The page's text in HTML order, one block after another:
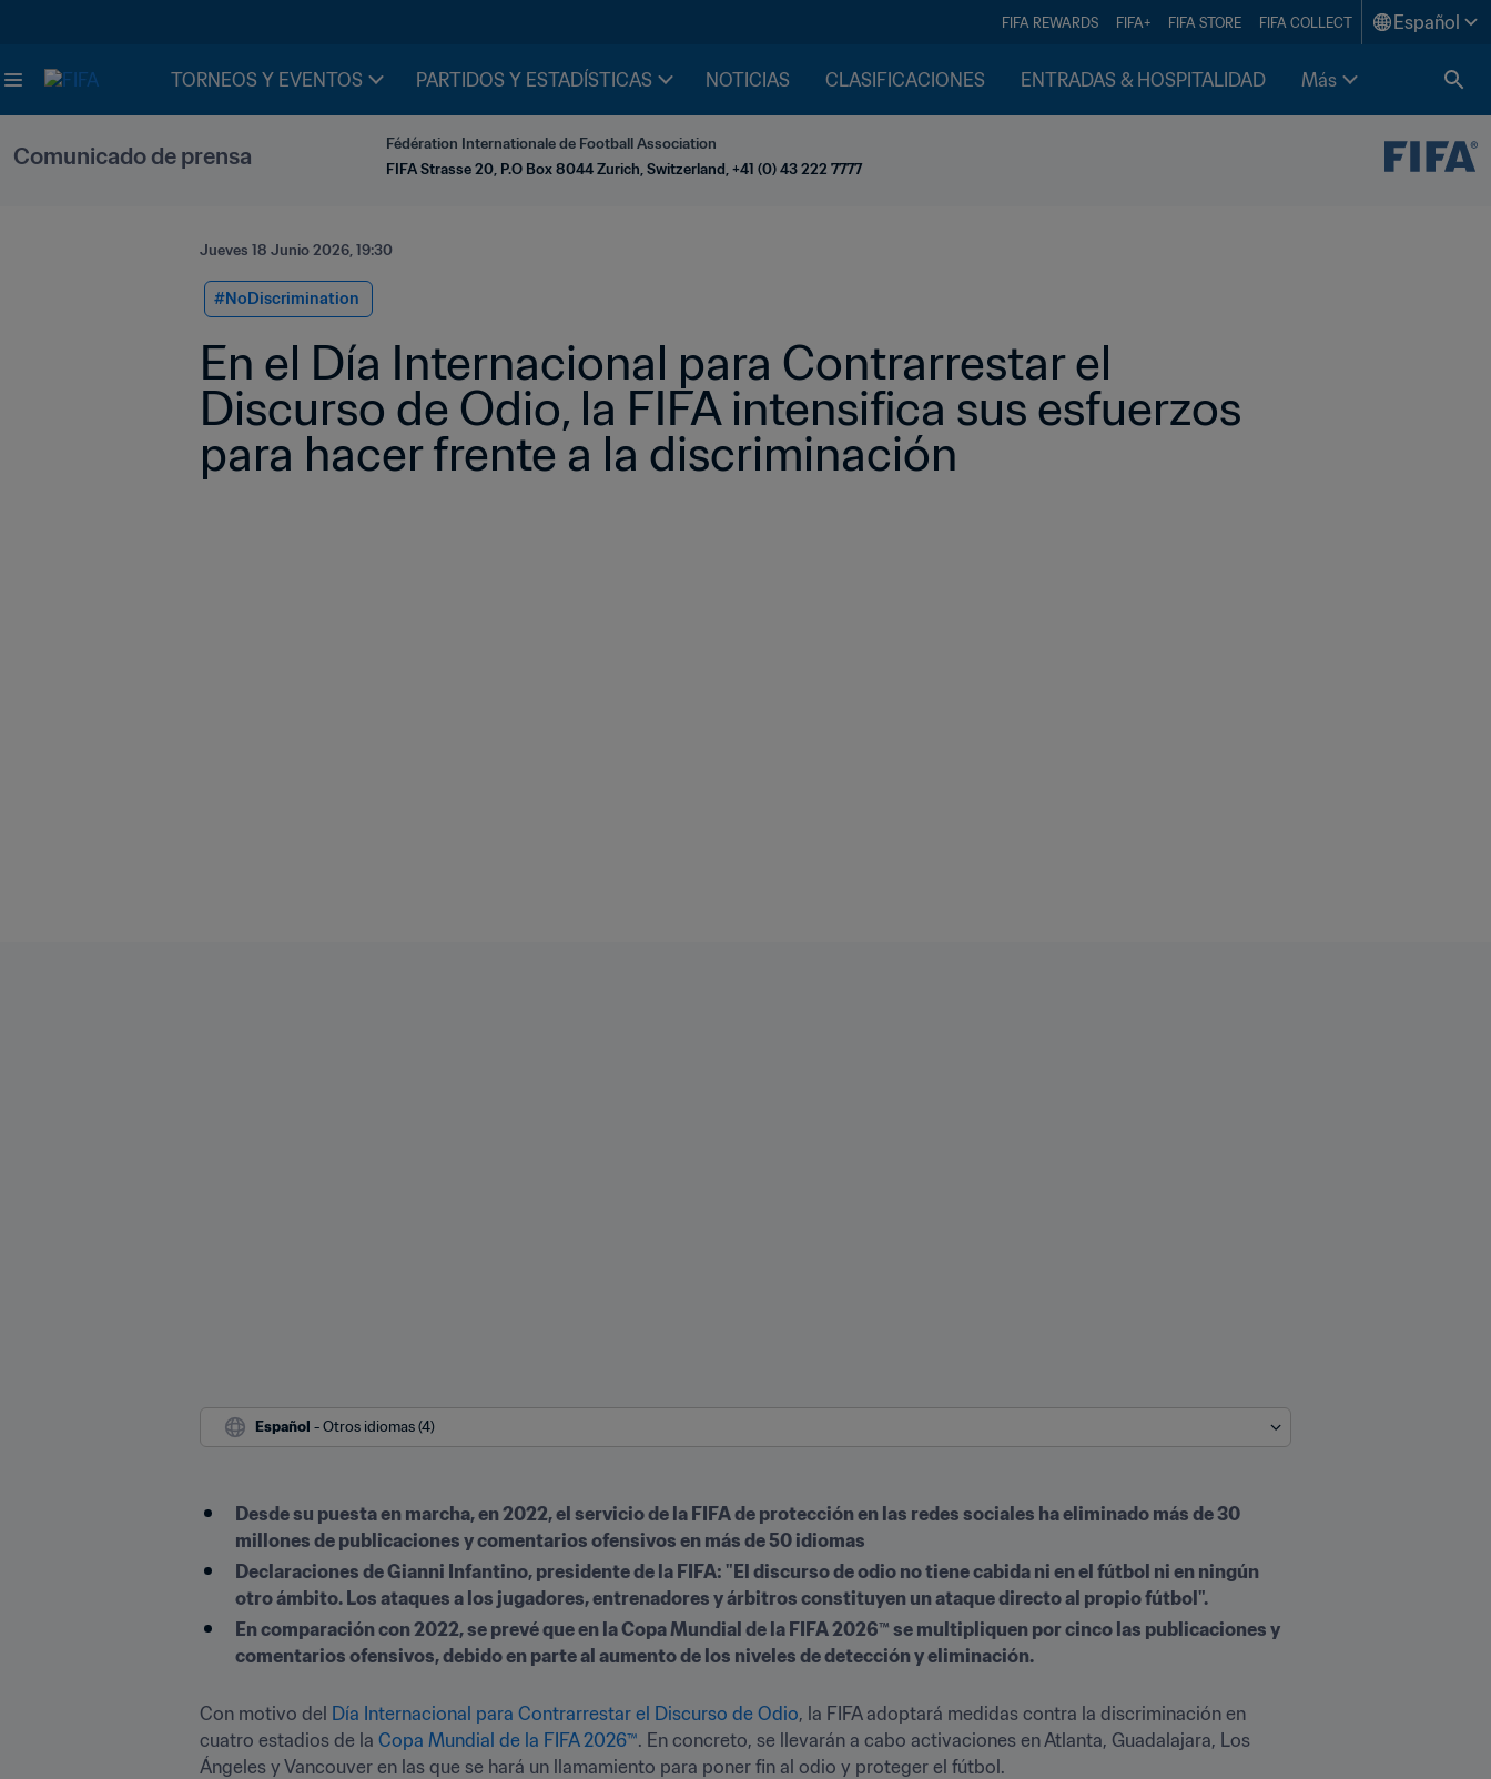
FIFA REWARDS FIFA+ FIFA STORE FIFA COLLECT Español
TORNEOS Y EVENTOS PARTIDOS Y ESTADÍSTICAS NOTICIAS CLASIFICACIONES ENTRADAS & HOSPITALIDAD Más
Comunicado de prensa
Fédération Internationale de Football Association
FIFA Strasse 20, P.O Box 8044 Zurich, Switzerland, +41 (0) 43 222 7777
Jueves 18 Junio 2026, 19:30
#NoDiscrimination
En el Día Internacional para Contrarrestar el
Discurso de Odio, la FIFA intensifica sus esfuerzos
para hacer frente a la discriminación
Español - Otros idiomas (4)
Desde su puesta en marcha, en 2022, el servicio de la FIFA de protección en las redes sociales ha eliminado más de 30
millones de publicaciones y comentarios ofensivos en más de 50 idiomas
Declaraciones de Gianni Infantino, presidente de la FIFA: "El discurso de odio no tiene cabida ni en el fútbol ni en ningún
otro ámbito. Los ataques a los jugadores, entrenadores y árbitros constituyen un ataque directo al propio fútbol".
En comparación con 2022, se prevé que en la Copa Mundial de la FIFA 2026™ se multipliquen por cinco las publicaciones y
comentarios ofensivos, debido en parte al aumento de los niveles de detección y eliminación.
Con motivo del Día Internacional para Contrarrestar el Discurso de Odio, la FIFA adoptará medidas contra la discriminación en
cuatro estadios de la Copa Mundial de la FIFA 2026™. En concreto, se llevarán a cabo activaciones en Atlanta, Guadalajara, Los
Ángeles y Vancouver en las que se hará un llamamiento para poner fin al odio y proteger el fútbol.